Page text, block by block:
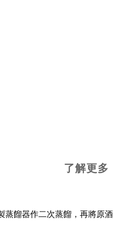
了解更多
餾器作二次蒸餾，再將原